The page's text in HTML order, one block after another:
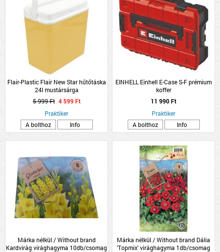
Flair-Plastic Flair New Star hűtőtáska
24l mustársárga
5 999 Ft 4 599 Ft
Praktiker
A bolthoz
Info
EINHELL Einhell E-Case S-F prémium
koffer
11 990 Ft
Praktiker
A bolthoz
Info
Márka nélkül / Without brand
Kardvirág virághagyma 10db/csomag
Márka nélkül / Without brand Dália
'Topmix' virághagyma 1db/csomag